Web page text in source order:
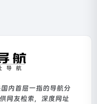
内首屈一指的导航分
网友检索，深度网址